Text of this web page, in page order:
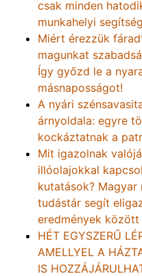
csak minden
munkahelyi
Miért érezzük
magunkat
Így győzd le a
másnaposságot!
A nyári
árnyoldala: egyre
kockáztatnak a
Mit igazolnak
illóolajokkal
kutatások? Magyar
tudástár segít
eredmények között
HÉT EGYSZERŰ
AMELLYEL A
IS